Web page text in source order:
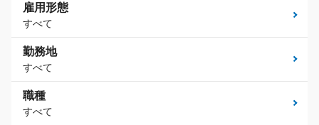
雇用形態
すべて
勤務地
すべて
職種
すべて